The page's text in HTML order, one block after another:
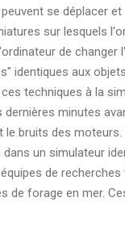
se déplacer
sur lesquels
de changer
identiques aux
techniques à la
minutes
bruits des moteurs.
un simulateur
de
de forage en mer.